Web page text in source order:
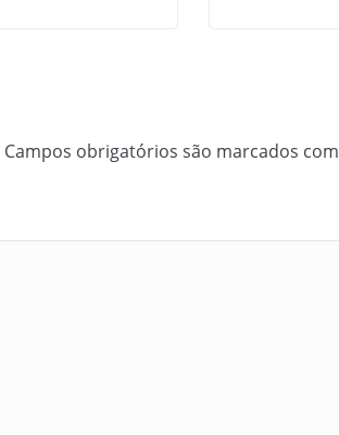
Campos obrigatórios são marcados com